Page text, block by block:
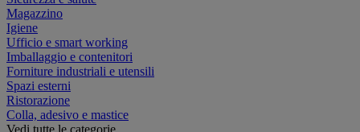
Magazzino
Igiene
Ufficio e smart working
Imballaggio e contenitori
Forniture industriali e utensili
Spazi esterni
Ristorazione
Colla, adesivo e mastice
Vedi tutte le categorie